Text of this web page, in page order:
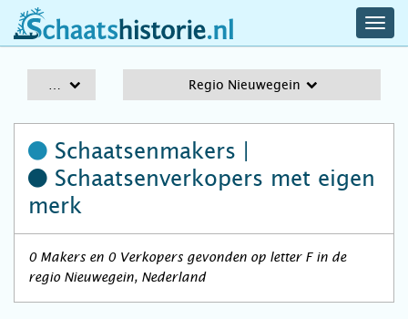
schaatshistorie.nl
Regio Nieuwegein
Schaatsenmakers |
Schaatsenverkopers met eigen
merk
0 Makers en 0 Verkopers gevonden op letter F in de
regio Nieuwegein, Nederland